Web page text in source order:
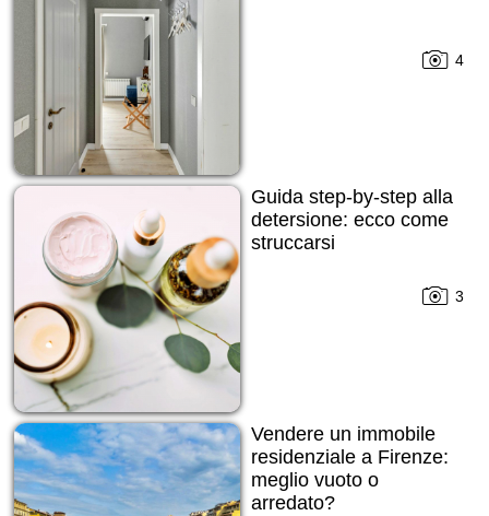
4
Guida step-by-step alla
detersione: ecco come
struccarsi
3
Vendere un immobile
residenziale a Firenze:
meglio vuoto o
arredato?